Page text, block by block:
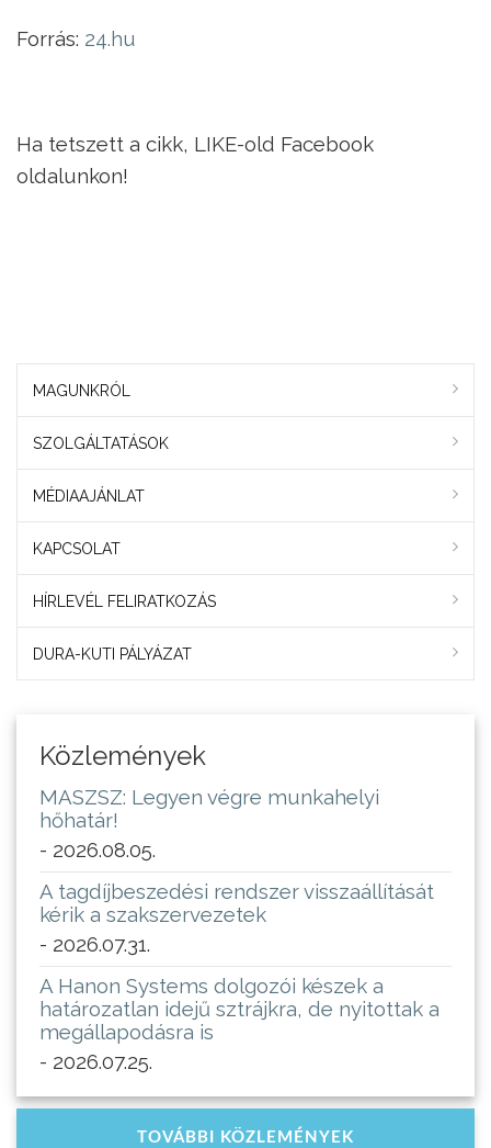
Forrás: 24.hu
Ha tetszett a cikk, LIKE-old Facebook
oldalunkon!
MAGUNKRÓL
SZOLGÁLTATÁSOK
MÉDIAAJÁNLAT
KAPCSOLAT
HÍRLEVÉL FELIRATKOZÁS
DURA-KUTI PÁLYÁZAT
Közlemények
MASZSZ: Legyen végre munkahelyi
hőhatár!
- 2026.08.05.
A tagdíjbeszedési rendszer visszaállítását
kérik a szakszervezetek
- 2026.07.31.
A Hanon Systems dolgozói készek a
határozatlan idejű sztrájkra, de nyitottak a
megállapodásra is
- 2026.07.25.
TOVÁBBI KÖZLEMÉNYEK